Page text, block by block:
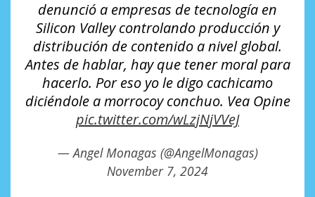
denunció a empresas de tecnología en
Silicon Valley controlando producción y
distribución de contenido a nivel global.
Antes de hablar, hay que tener moral para
hacerlo. Por eso yo le digo cachicamo
diciéndole a morrocoy conchuo. Vea Opine
pic.twitter.com/wLzjNjVVeJ
— Angel Monagas (@AngelMonagas)
November 7, 2024